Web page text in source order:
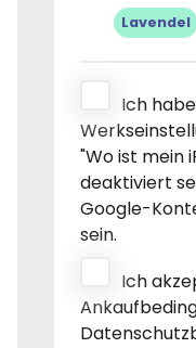
Lavendel
Ich
"Wo ist mein
deaktiviert
Google-
sein.
Ich